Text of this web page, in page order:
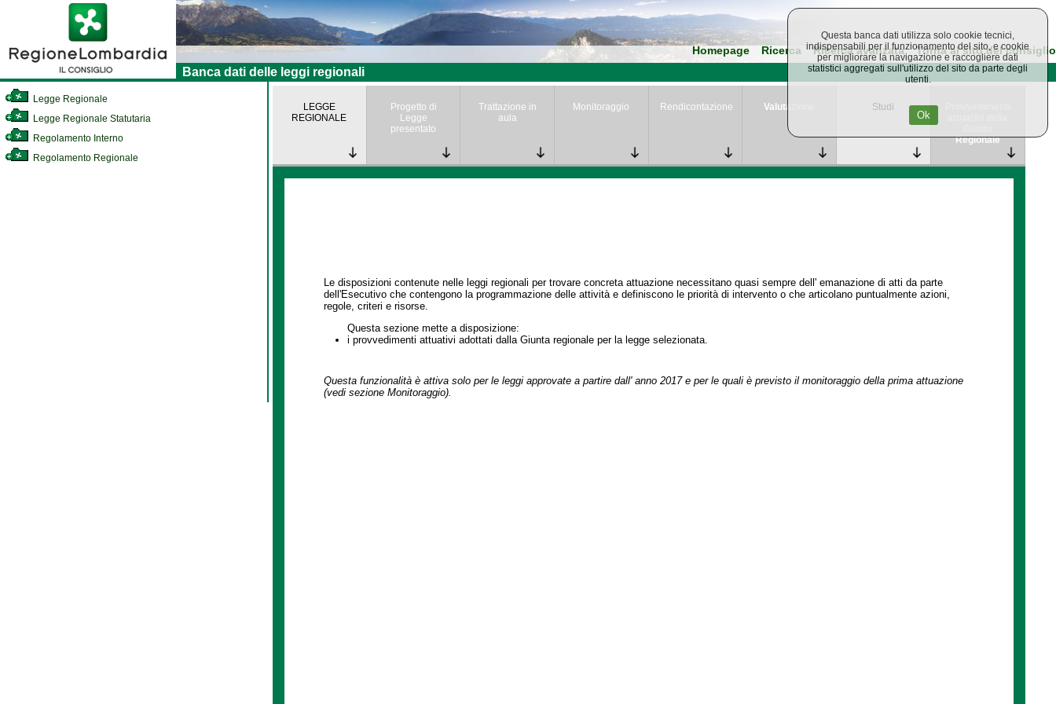
Homepage Ricerca Ricerca avanzata Torna al sito del consiglio
Banca dati delle leggi regionali
Legge Regionale
Legge Regionale Statutaria
Regolamento Interno
Regolamento Regionale
LEGGE
REGIONALE
Progetto di
Legge
presentato
Trattazione in
aula
Monitoraggio Rendicontazione Valutazione Studi
Regionale
Le disposizioni contenute nelle leggi regionali per trovare concreta attuazione necessitano quasi sempre dell' emanazione di atti da parte
dell'Esecutivo che contengono la programmazione delle attività e definiscono le priorità di intervento o che articolano puntualmente azioni,
regole, criteri e risorse.
Questa sezione mette a disposizione:
i provvedimenti attuativi adottati dalla Giunta regionale per la legge selezionata.
Questa funzionalità è attiva solo per le leggi approvate a partire dall' anno 2017 e per le quali è previsto il monitoraggio della prima attuazione
(vedi sezione Monitoraggio).
Questa banca dati utilizza solo cookie tecnici,
indispensabili per il funzionamento del sito, e cookie
per migliorare la navigazione e raccogliere dati
statistici aggregati sull'utilizzo del sito da parte degli
utenti.
Ok